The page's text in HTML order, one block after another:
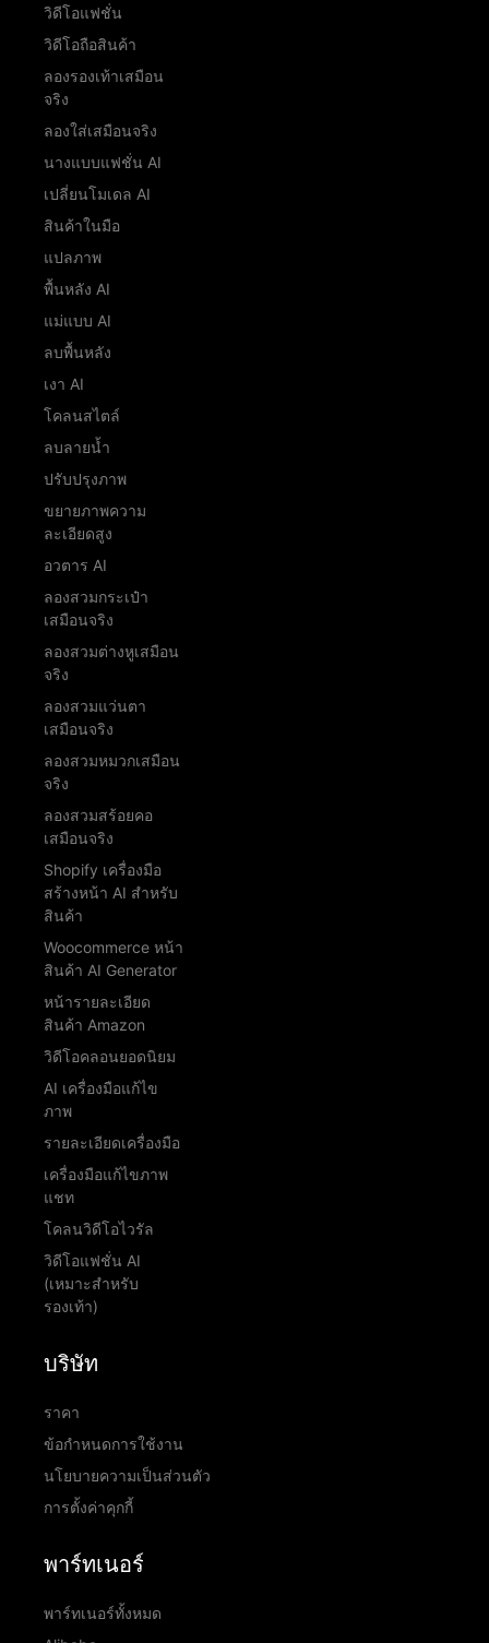
วิดีโอแฟชั่น
วิดีโอถือสินค้า
ลองรองเท้าเสมือน
จริง
ลองใส่เสมือนจริง
นางแบบแฟชั่น AI
เปลี่ยนโมเดล AI
สินค้าในมือ
แปลภาพ
พื้นหลัง AI
แม่แบบ AI
ลบพื้นหลัง
เงา AI
โคลนสไตล์
ลบลายน้ำ
ปรับปรุงภาพ
ขยายภาพความ
ละเอียดสูง
อวตาร AI
ลองสวมกระเป๋า
เสมือนจริง
ลองสวมต่างหูเสมือน
จริง
ลองสวมแว่นตา
เสมือนจริง
ลองสวมหมวกเสมือน
จริง
ลองสวมสร้อยคอ
เสมือนจริง
Shopify เครื่องมือ
สร้างหน้า AI สำหรับ
สินค้า
Woocommerce หน้า
สินค้า AI Generator
หน้ารายละเอียด
สินค้า Amazon
วิดีโอคลอนยอดนิยม
AI เครื่องมือแก้ไข
ภาพ
รายละเอียดเครื่องมือ
เครื่องมือแก้ไขภาพ
แชท
โคลนวิดีโอไวรัล
วิดีโอแฟชั่น AI
(เหมาะสำหรับ
รองเท้า)
บริษัท
ราคา
ข้อกำหนดการใช้งาน
นโยบายความเป็นส่วนตัว
การตั้งค่าคุกกี้
พาร์ทเนอร์
พาร์ทเนอร์ทั้งหมด